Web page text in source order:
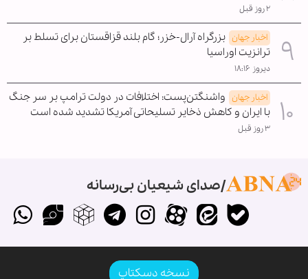
۲ روز قبل
اخبار جهان بزرگراه آرال-خزر؛ گام بلند قزاقستان برای تسلط بر
ترانزیت اوراسیا
دیروز ۱۸:۱۶
اخبار جهان واشنگتن‌پست: اختلافات در دولت ترامپ بر سر جنگ
با ایران و کاهش ذخایر تسلیحاتی آمریکا تشدید شده است
۳ روز قبل
صدای شیعیان بی‌رسانه
نسخه دسکتاپ